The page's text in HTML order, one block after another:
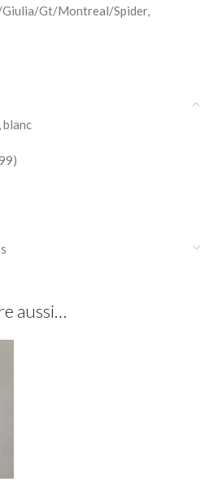
Gt/Montreal/Spider,
blanc
aussi…